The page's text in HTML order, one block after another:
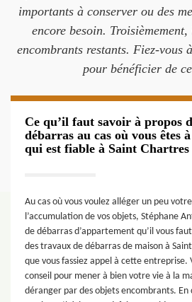
importants à conserver ou des
encore besoin.
encombrants restants. Fiez-vous
pour bénéficier de
Ce qu’il faut savoir à propos
débarras au cas où vous êtes
qui est fiable à Saint Chartres
Au cas où vous voulez alléger un peu
l’accumulation de vos objets, Stéphane
de débarras d’appartement qu’il vous
des travaux de débarras de maison à
que vous fassiez appel à cette entreprise.
conseil pour mener à bien votre vie à la
déranger par des objets encombrants. En